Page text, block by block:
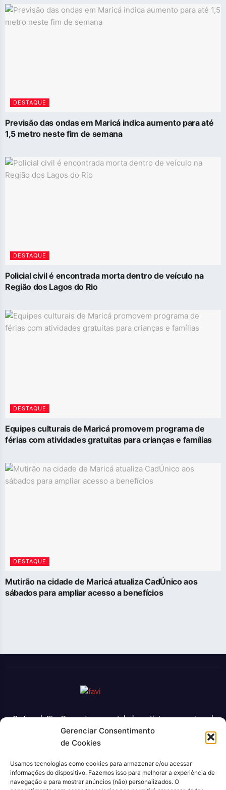
Gerenciar Consentimento
de Cookies
Usamos tecnologias como cookies para armazenar e/ou acessar
informações do dispositivo. Fazemos isso para melhorar a experiência de
navegação e para mostrar anúncios (não) personalizados. O
DESTAQUE
Previsão das ondas em Maricá indica aumento para até
1,5 metro neste fim de semana
DESTAQUE
Policial civil é encontrada morta dentro de veículo na
Região dos Lagos do Rio
DESTAQUE
Equipes culturais de Maricá promovem programa de
férias com atividades gratuitas para crianças e famílias
DESTAQUE
Mutirão na cidade de Maricá atualiza CadÚnico aos
sábados para ampliar acesso a benefícios
O Jornal Rio Press é um portal de notícias e um jornal
impresso que cobre diversas notícias sobre a cidade do
Rio de Janeiro. Com uma abordagem abrangente e
sobre política, economia, cultura, entre outros temas
relevantes para a população carioca. Além disso, o Jornal